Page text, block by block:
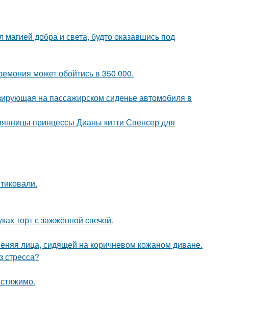
добра и света, будто оказавшись под
может обойтись в 350 000.
на пассажирском сиденье автомобиля в
принцессы Дианы китти Спенсер для
торт с зажжённой свечой.
лица, сидящей на коричневом кожаном диване.
стресса?